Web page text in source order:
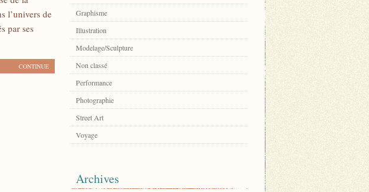
l’univers de
par ses
CONTINUE
Graphisme
Illustration
Modelage/Sculpture
Non classé
Performance
Photographie
Street Art
Voyage
Archives